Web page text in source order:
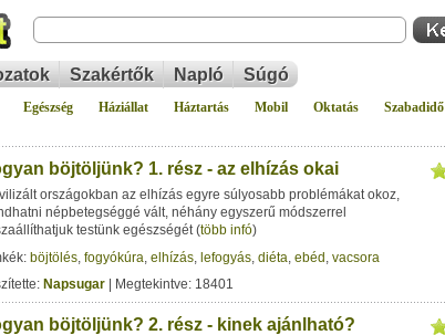
Szakértők Napló Súgó
Egészség Háziállat Háztartás Mobil Oktatás Szabadidő
böjtöljünk? 1. rész - az elhízás okai
országokban az elhízás egyre súlyosabb problémákat okoz,
népbetegséggé vált, néhány egyszerű módszerrel
testünk egészségét (több infó)
böjtölés, fogyókúra, elhízás, lefogyás, diéta, ebéd , vacsora
Napsugar | Megtekintve: 18401
böjtöljünk? 2. rész - kinek ajánlható?